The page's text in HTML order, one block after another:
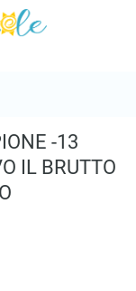
-13
IL BRUTTO